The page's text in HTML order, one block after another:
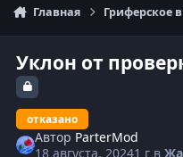
Главная Гриферское
Уклон от
отказано
Автор ParterMod
18 августа, 20241 г в